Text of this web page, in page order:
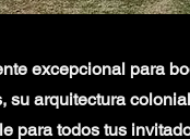
excepcional para
su arquitectura
para todos tus